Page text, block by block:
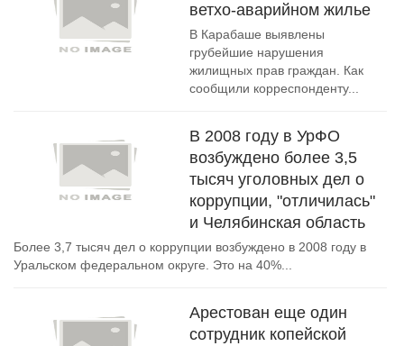
ветхо-аварийном жилье
В Карабаше выявлены
грубейшие нарушения
жилищных прав граждан. Как
сообщили корреспонденту...
В 2008 году в УрФО
возбуждено более 3,5
тысяч уголовных дел о
коррупции, "отличилась"
и Челябинская область
Более 3,7 тысяч дел о коррупции возбуждено в 2008 году в
Уральском федеральном округе. Это на 40%...
Арестован еще один
сотрудник копейской